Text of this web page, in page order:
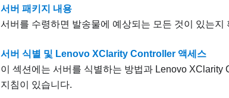
서버 패키지 내용
서버를 수령하면 발송물에 예상되는 모든 것이 있는지
서버 식별 및 Lenovo XClarity Controller 액세스
이 섹션에는 서버를 식별하는 방법과 Lenovo XClarity
지침이 있습니다.